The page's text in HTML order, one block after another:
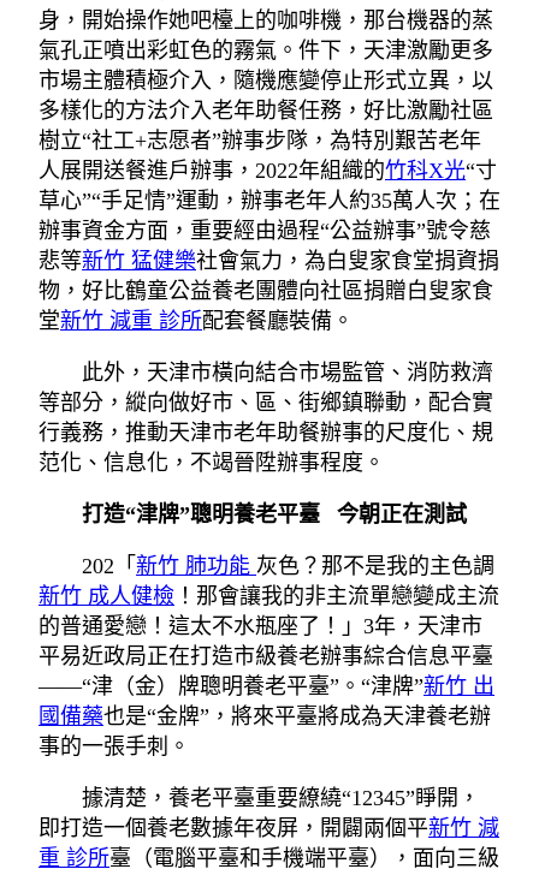
身，開始操作她吧檯上的咖啡機，那台機器的蒸
氣孔正噴出彩虹色的霧氣。件下，天津激勵更多
市場主體積極介入，隨機應變停止形式立異，以
多樣化的方法介入老年助餐任務，好比激勵社區
樹立“社工+志愿者”辦事步隊，為特別艱苦老年
人展開送餐進戶辦事，2022年組織的竹科X光“寸
草心”“手足情”運動，辦事老年人約35萬人次；在
辦事資金方面，重要經由過程“公益辦事”號令慈
悲等新竹 猛健樂社會氣力，為白叟家食堂捐資捐
物，好比鶴童公益養老團體向社區捐贈白叟家食
堂新竹 減重 診所配套餐廳裝備。
此外，天津市橫向結合市場監管、消防救濟
等部分，縱向做好市、區、街鄉鎮聯動，配合實
行義務，推動天津市老年助餐辦事的尺度化、規
范化、信息化，不竭晉陞辦事程度。
打造“津牌”聰明養老平臺 今朝正在測試
202「 新竹 肺功能 灰色？那不是我的主色調
新竹 成人健檢 ！那會讓我的非主流單戀變成主流
的普通愛戀！這太不水瓶座了！」3年，天津市
平易近政局正在打造市級養老辦事綜合信息平臺
——“津（金）牌聰明養老平臺”。“津牌”新竹 出
國備藥也是“金牌”，將來平臺將成為天津養老辦
事的一張手刺。
據清楚，養老平臺重要繚繞“12345”睜開，
即打造一個養老數據年夜屏，開闢兩個平新竹 減
重 診所臺（電腦平臺和手機端平臺），面向三級